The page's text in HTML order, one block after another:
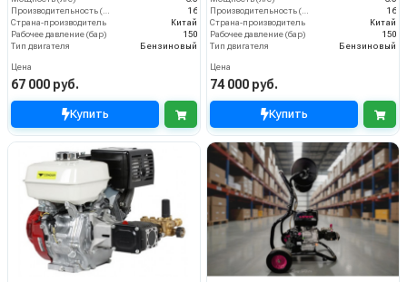
Производительность (л/мин)
16
Страна-производитель
Китай
Рабочее давление (бар)
150
Тип двигателя
Бензиновый
Цена
67 000 руб.
Купить
Производительность (л/мин)
16
Страна-производитель
Китай
Рабочее давление (бар)
150
Тип двигателя
Бензиновый
Цена
74 000 руб.
Купить